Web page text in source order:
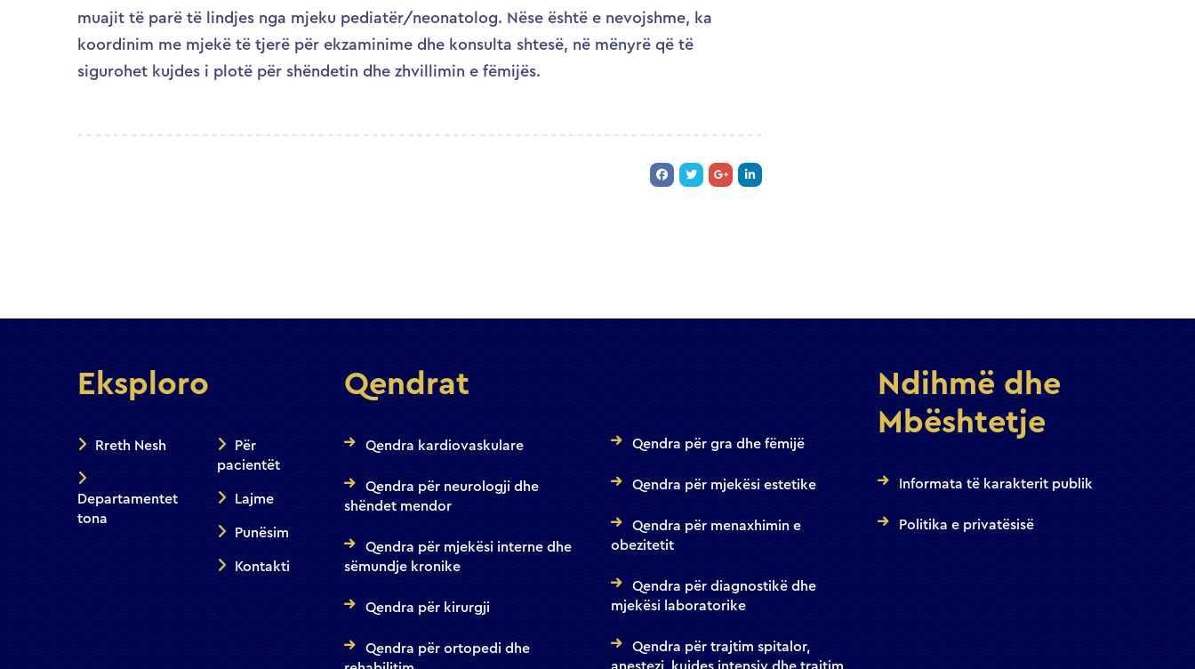
muajit të parë të lindjes nga mjeku pediatër/neonatolog. Nëse është e nevojshme, ka
koordinim me mjekë të tjerë për ekzaminime dhe konsulta shtesë, në mënyrë që të
sigurohet kujdes i plotë për shëndetin dhe zhvillimin e fëmijës.
Eksploro
Rreth Nesh
Departamentet
tona
Për
pacientët
Lajme
Punësim
Kontakti
Qendrat
Qendra kardiovaskulare
Qendra për neurologji dhe
shëndet mendor
Qendra për mjekësi interne dhe
sëmundje kronike
Qendra për kirurgji
Qendra për ortopedi dhe
Qendra për gra dhe fëmijë
Qendra për mjekësi estetike
Qendra për menaxhimin e
obezitetit
Qendra për diagnostikë dhe
mjekësi laboratorike
Qendra për trajtim spitalor,
Ndihmë dhe
Mbështetje
Informata të karakterit publik
Politika e privatësisë